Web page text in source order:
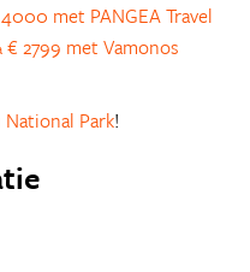
met PANGEA Travel
€ 2799 met Vamonos
Park!